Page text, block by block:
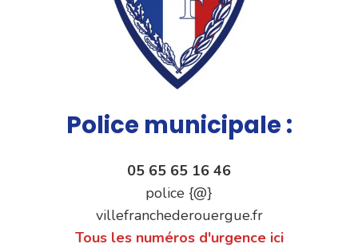
Police municipale :
05 65 65 16 46
police {@}
villefranchederouergue.fr
Tous les numéros d'urgence ici